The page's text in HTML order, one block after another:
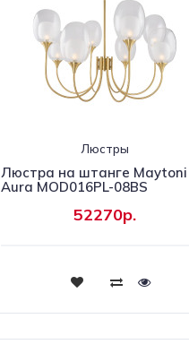
Люстры
Люстра на штанге Maytoni
Aura MOD016PL-08BS
52270р.
Купить